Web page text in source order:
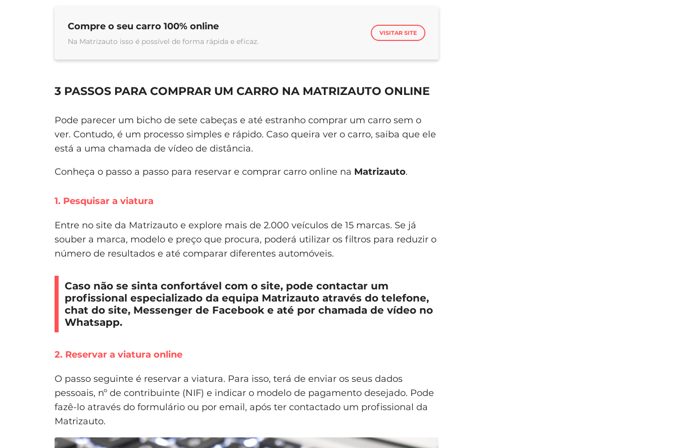
Compre o seu carro 100% online
Na Matrizauto isso é possível de forma rápida e eficaz.
VISITAR SITE
3 PASSOS PARA COMPRAR UM CARRO NA MATRIZAUTO ONLINE
Pode parecer um bicho de sete cabeças e até estranho comprar um carro sem o
ver. Contudo, é um processo simples e rápido. Caso queira ver o carro, saiba que ele
está a uma chamada de vídeo de distância.
Conheça o passo a passo para reservar e comprar carro online na Matrizauto.
1. Pesquisar a viatura
Entre no site da Matrizauto e explore mais de 2.000 veículos de 15 marcas. Se já
souber a marca, modelo e preço que procura, poderá utilizar os filtros para reduzir o
número de resultados e até comparar diferentes automóveis.
Caso não se sinta confortável com o site, pode contactar um
profissional especializado da equipa Matrizauto através do telefone,
chat do site, Messenger de Facebook e até por chamada de vídeo no
Whatsapp.
2. Reservar a viatura online
O passo seguinte é reservar a viatura. Para isso, terá de enviar os seus dados
pessoais, nº de contribuinte (NIF) e indicar o modelo de pagamento desejado. Pode
fazê-lo através do formulário ou por email, após ter contactado um profissional da
Matrizauto.